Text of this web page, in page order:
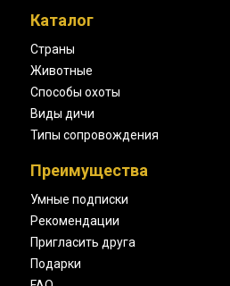
Каталог
Страны
Животные
Способы охоты
Виды дичи
Типы сопровождения
Преимущества
Умные подписки
Рекомендации
Пригласить друга
Подарки